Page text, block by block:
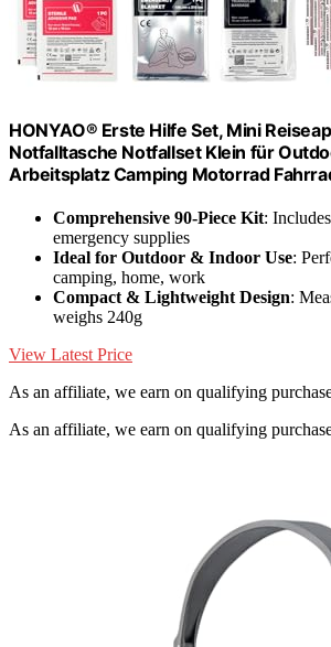
HONYAO® Erste Hilfe Set, Mini
Notfalltasche Notfallset Klein für
Arbeitsplatz Camping Motorrad
Comprehensive 90-Piece Kit:
emergency supplies
Ideal for Outdoor & Indoor Use:
camping, home, work
Compact & Lightweight Design:
weighs 240g
View Latest Price
As an affiliate, we earn on qualifying
As an affiliate, we earn on qualifying